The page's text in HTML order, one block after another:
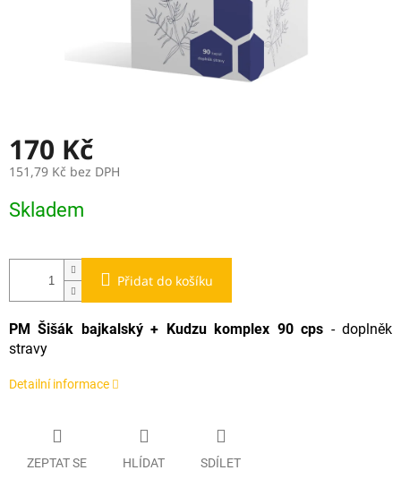
170 Kč
151,79 Kč bez DPH
cena:
Skladem
Přidat do košíku
PM Šišák bajkalský + Kudzu komplex 90 cps - doplněk
stravy
Detailní informace
ZEPTAT SE HLÍDAT SDÍLET